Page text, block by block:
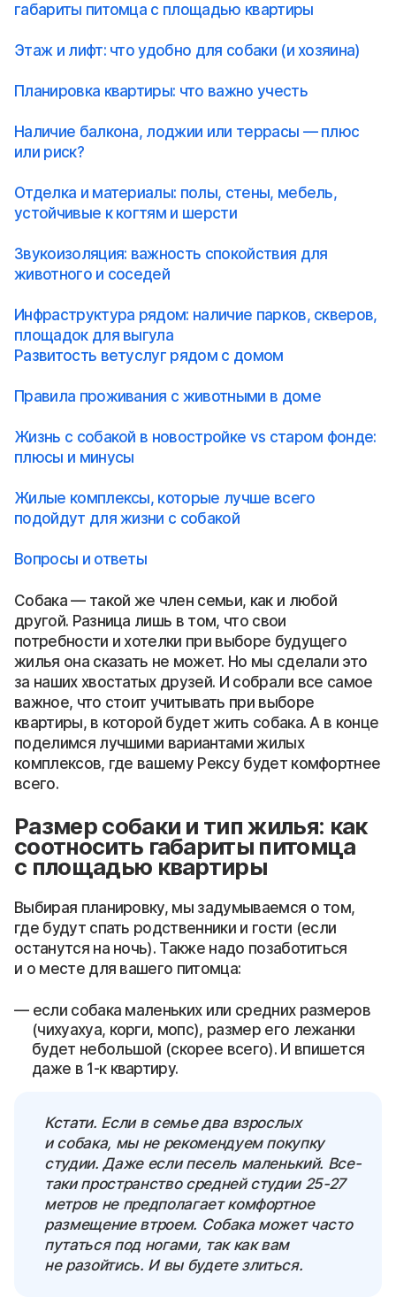
габариты питомца с площадью квартиры
Этаж и лифт: что удобно для собаки (и хозяина)
Планировка квартиры: что важно учесть
Наличие балкона, лоджии или террасы — плюс
или риск?
Отделка и материалы: полы, стены, мебель,
устойчивые к когтям и шерсти
Звукоизоляция: важность спокойствия для
животного и соседей
Инфраструктура рядом: наличие парков, скверов,
площадок для выгула
Развитость ветуслуг рядом с домом
Правила проживания с животными в доме
Жизнь с собакой в новостройке vs старом фонде:
плюсы и минусы
Жилые комплексы, которые лучше всего
подойдут для жизни с собакой
Вопросы и ответы
Собака — такой же член семьи, как и любой
другой. Разница лишь в том, что свои
потребности и хотелки при выборе будущего
жилья она сказать не может. Но мы сделали это
за наших хвостатых друзей. И собрали все самое
важное, что стоит учитывать при выборе
квартиры, в которой будет жить собака. А в конце
поделимся лучшими вариантами жилых
комплексов, где вашему Рексу будет комфортнее
всего.
Размер собаки и тип жилья: как
соотносить габариты питомца
с площадью квартиры
Выбирая планировку, мы задумываемся о том,
где будут спать родственники и гости (если
останутся на ночь). Также надо позаботиться
и о месте для вашего питомца:
если собака маленьких или средних размеров
(чихуахуа, корги, мопс), размер его лежанки
будет небольшой (скорее всего). И впишется
даже в 1-к квартиру.
Кстати. Если в семье два взрослых
и собака, мы не рекомендуем покупку
студии. Даже если песель маленький. Все-
таки пространство средней студии 25-27
метров не предполагает комфортное
размещение втроем. Собака может часто
путаться под ногами, так как вам
не разойтись. И вы будете злиться.